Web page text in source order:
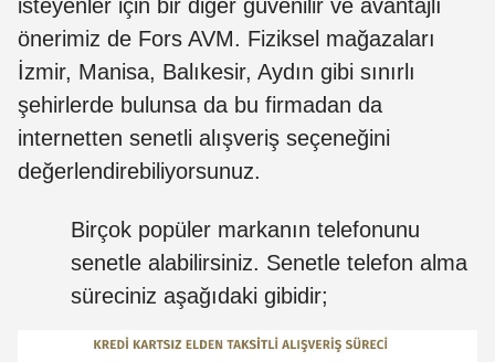
isteyenler için bir diğer güvenilir ve avantajlı
önerimiz de Fors AVM. Fiziksel mağazaları
İzmir, Manisa, Balıkesir, Aydın gibi sınırlı
şehirlerde bulunsa da bu firmadan da
internetten senetli alışveriş seçeneğini
değerlendirebiliyorsunuz.
Birçok popüler markanın telefonunu
senetle alabilirsiniz. Senetle telefon alma
süreciniz aşağıdaki gibidir;